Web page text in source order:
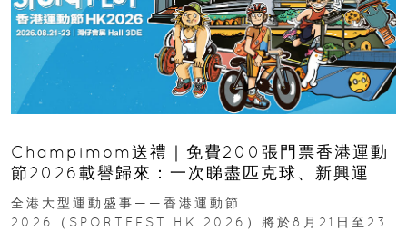
Champimom送禮｜免費200張門票香港運動
節2026載譽歸來：一次睇盡匹克球、新興運
動、街舞比賽＋逾百運動品牌展覽
全港大型運動盛事——香港運動節
2026（SPORTFEST HK 2026）將於8月21日至23